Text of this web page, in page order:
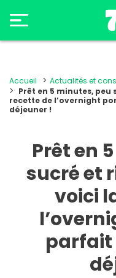
Accueil Actualités et
Prêt en 5 minutes,
recette de l’overnight
déjeuner !
Prêt en
sucré et
voici
parfait